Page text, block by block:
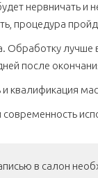
нервничать и
процедура
Обработку лучше
после
и квалификация
современность
в салон